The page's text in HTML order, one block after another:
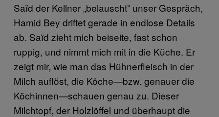
Saïd der Kellner „belauscht” unser Gespräch,
Hamid Bey driftet gerade in endlose Details
ab. Saïd zieht mich beiseite, fast schon
ruppig, und nimmt mich mit in die Küche. Er
zeigt mir, wie man das Hühnerfleisch in der
Milch auflöst, die Köche—bzw. genauer die
Köchinnen—schauen genau zu. Dieser
Milchtopf, der Holzlöffel und überhaupt die